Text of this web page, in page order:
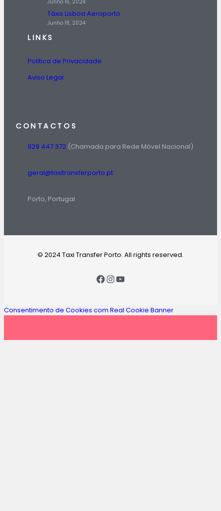
Junho 16, 2024
Táxis Lisboa Aeroporto
Junho 18, 2024
LINKS
Politica de Privacidade
Aviso Legal
CONTACTOS
929 447 372 (Chamada para Rede Móvel Nacional)
geral@taxitransferporto.pt
Porto, Portugal
© 2024 Taxi Transfer Porto. All rights reserved.
Consentimento de Cookies com Real Cookie Banner